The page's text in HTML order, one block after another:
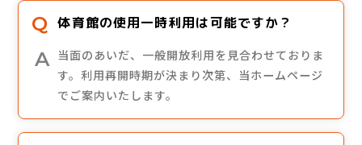
体育館の使用一時利用は可能ですか？
当面のあいだ、一般開放利用を見合わせておりま
す。利用再開時期が決まり次第、当ホームページ
でご案内いたします。